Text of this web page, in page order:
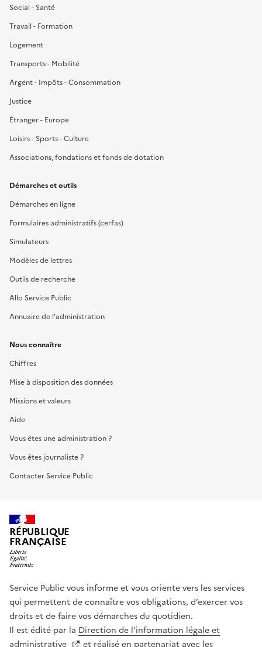
Social - Santé
Travail - Formation
Logement
Transports - Mobilité
Argent - Impôts - Consommation
Justice
Étranger - Europe
Loisirs - Sports - Culture
Associations, fondations et fonds de dotation
Démarches et outils
Démarches en ligne
Formulaires administratifs (cerfas)
Simulateurs
Modèles de lettres
Outils de recherche
Allo Service Public
Annuaire de l'administration
Nous connaître
Chiffres
Mise à disposition des données
Missions et valeurs
Aide
Vous êtes une administration ?
Vous êtes journaliste ?
Contacter Service Public
RÉPUBLIQUE
FRANÇAISE
Service Public vous informe et vous oriente vers les services
qui permettent de connaître vos obligations, d’exercer vos
droits et de faire vos démarches du quotidien.
Il est édité par la Direction de l’information légale et